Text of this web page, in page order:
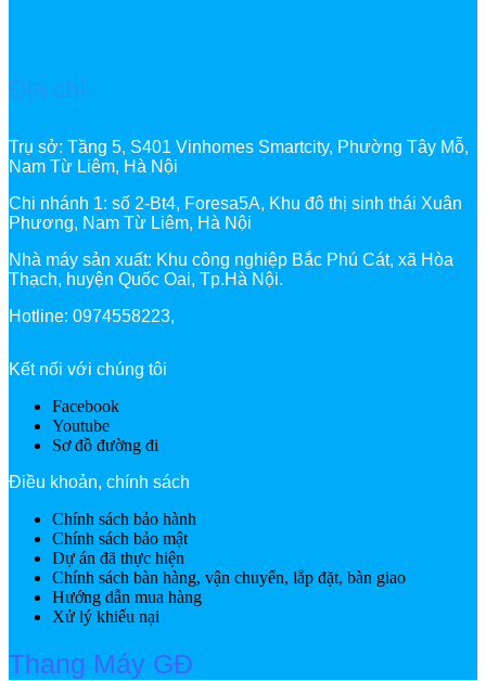
Địa chỉ:
Trụ sở: Tầng 5, S401 Vinhomes Smartcity, Phường Tây Mỗ,
Nam Từ Liêm, Hà Nội
Chi nhánh 1: số 2-Bt4, Foresa5A, Khu đô thị sinh thái Xuân
Phương, Nam Từ Liêm, Hà Nội
Nhà máy sản xuất: Khu công nghiệp Bắc Phú Cát, xã Hòa
Thạch, huyện Quốc Oai, Tp.Hà Nội.
Hotline: 0974558223,
Kết nối với chúng tôi
Facebook
Youtube
Sơ đồ đường đi
Điều khoản, chính sách
Chính sách bảo hành
Chính sách bảo mật
Dự án đã thực hiện
Chính sách bàn hàng, vận chuyển, lắp đặt, bàn giao
Hướng dẫn mua hàng
Xử lý khiếu nại
Thang Máy GĐ